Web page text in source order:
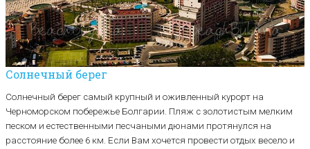
Солнечный берег
Солнечный берег самый крупный и оживленный курорт на
Черноморском побережье Болгарии. Пляж с золотистым мелким
песком и естественными песчаными дюнами протянулся на
расстояние более 6 км. Если Вам хочется провести отдых весело и